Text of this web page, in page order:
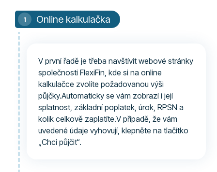
Online kalkulačka
V první řadě je třeba navštívit webové stránky
společnosti FlexiFin, kde si na online
kalkulačce zvolíte požadovanou výši
půjčky.Automaticky se vám zobrazí i její
splatnost, základní poplatek, úrok, RPSN a
kolik celkově zaplatíte.V případě, že vám
uvedené údaje vyhovují, klepněte na tlačítko
„Chci půjčit“.